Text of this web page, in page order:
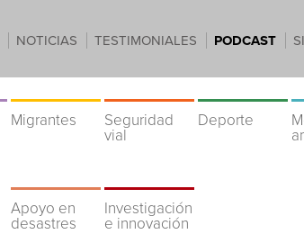
NOTICIAS TESTIMONIALES PODCAST
Migrantes
Seguridad
vial
Deporte
Apoyo en
desastres
Investigación
e innovación